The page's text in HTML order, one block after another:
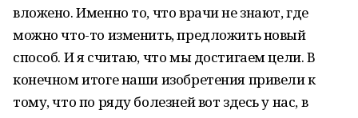
вложено. Именно то, что врачи не знают, где
можно что-то изменить, предложить новый
способ. И я считаю, что мы достигаем цели. В
конечном итоге наши изобретения привели к
тому, что по ряду болезней вот здесь у нас, в